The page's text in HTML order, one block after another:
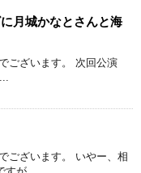
月城かなとさんと海
ございます。 次回公演
ございます。 いやー、相